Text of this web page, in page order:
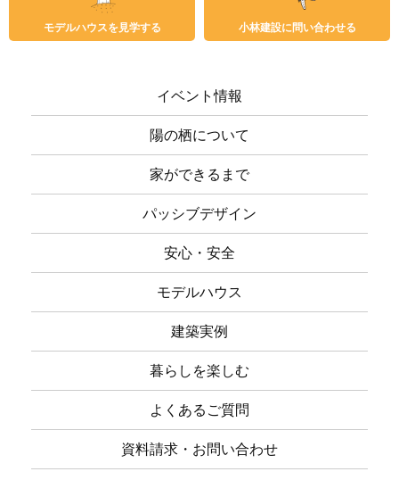
モデルハウスを見学する 小林建設に問い合わせる
イベント情報
陽の栖について
家ができるまで
パッシブデザイン
安心・安全
モデルハウス
建築実例
暮らしを楽しむ
よくあるご質問
資料請求・お問い合わせ